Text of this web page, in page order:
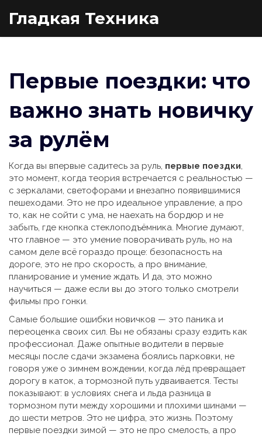
Гладкая Техника
Первые поездки: что
важно знать новичку
за рулём
Когда вы впервые садитесь за руль, первые поездки,
это момент, когда теория встречается с реальностью —
с зеркалами, светофорами и внезапно появившимися
пешеходами. Это не про идеальное управление, а про
то, как не сойти с ума, не наехать на бордюр и не
забыть, где кнопка стеклоподъёмника. Многие думают,
что главное — это умение поворачивать руль, но на
самом деле всё гораздо проще: безопасность на
дороге, это не про скорость, а про внимание,
планирование и умение ждать. И да, это можно
научиться — даже если вы до этого только смотрели
фильмы про гонки.
Самые большие ошибки новичков — это паника и
переоценка своих сил. Вы не обязаны сразу ездить как
профессионал. Даже опытные водители в первые
месяцы после сдачи экзамена боялись парковки, не
говоря уже о зимнем вождении, когда лёд превращает
дорогу в каток, а тормозной путь удваивается. Тесты
показывают: в условиях снега и льда разница в
тормозном пути между хорошими и плохими шинами —
до шести метров. Это не цифра, это жизнь. Поэтому
первые поездки зимой — это не про смелость, а про